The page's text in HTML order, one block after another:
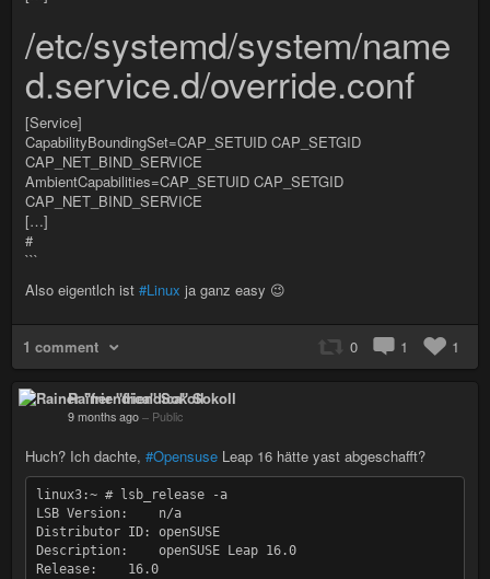
/etc/systemd/system/name
d.service.d/override.conf
[Service]
CapabilityBoundingSet=CAP_SETUID CAP_SETGID
CAP_NET_BIND_SERVICE
AmbientCapabilities=CAP_SETUID CAP_SETGID
CAP_NET_BIND_SERVICE
[…]
#
```
Also eigentlch ist #Linux ja ganz easy 😉
1 comment 0 1 1
Rainer "friendica" Sokoll
9 months ago – Public
Huch? Ich dachte, #Opensuse Leap 16 hätte yast abgeschafft?
linux3:~ # lsb_release -a
LSB Version:    n/a
Distributor ID: openSUSE
Description:    openSUSE Leap 16.0
Release:    16.0